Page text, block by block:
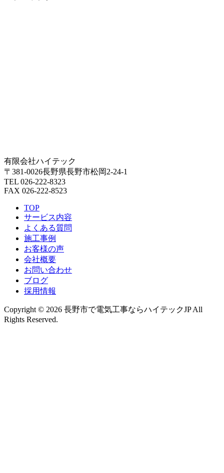
有限会社ハイテック
〒381-0026長野県長野市松岡2-24-1
TEL 026-222-8323
FAX 026-222-8523
TOP
サービス内容
よくある質問
施工事例
お客様の声
会社概要
お問い合わせ
ブログ
採用情報
Copyright © 2026 長野市で電気工事ならハイテックJP All
Rights Reserved.